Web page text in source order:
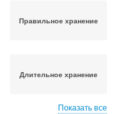
Правильное хранение
Длительное хранение
Показать все